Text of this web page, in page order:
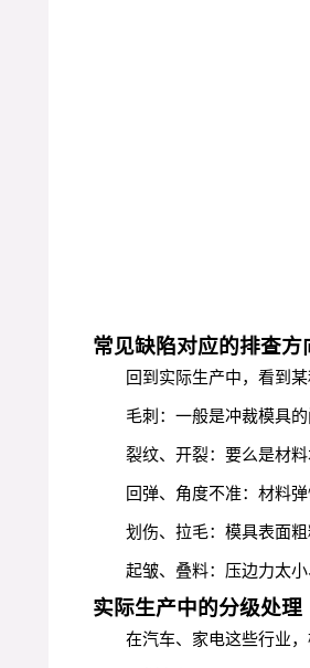
常见缺陷对应的排查方
回到实际生产中，看到
毛刺：一般是冲裁模具
裂纹、开裂：要么是材
回弹、角度不准：材料
划伤、拉毛：模具表面
起皱、叠料：压边力太
实际生产中的分级处理
在汽车、家电这些行业